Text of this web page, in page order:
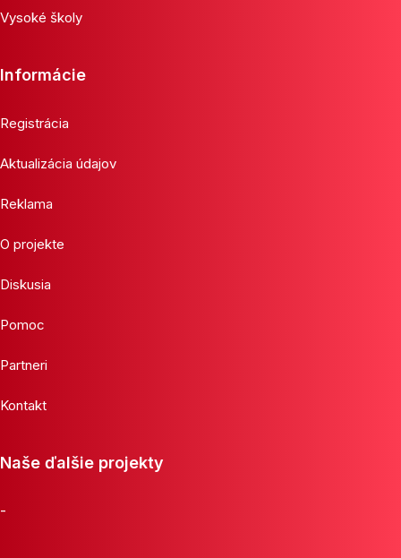
Vysoké školy
Informácie
Registrácia
Aktualizácia údajov
Reklama
O projekte
Diskusia
Pomoc
Partneri
Kontakt
Naše ďalšie projekty
-